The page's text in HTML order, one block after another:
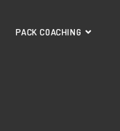
PACK COACHING